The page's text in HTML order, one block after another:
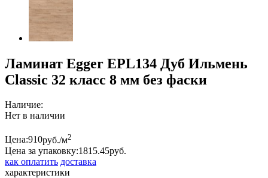
Ламинат Egger EPL134 Дуб Ильмень
Classic 32 класс 8 мм без фаски
Наличие:
Нет в наличии
Цена:910руб./м2
Цена за упаковку:1815.45руб.
как оплатить доставка
характеристики